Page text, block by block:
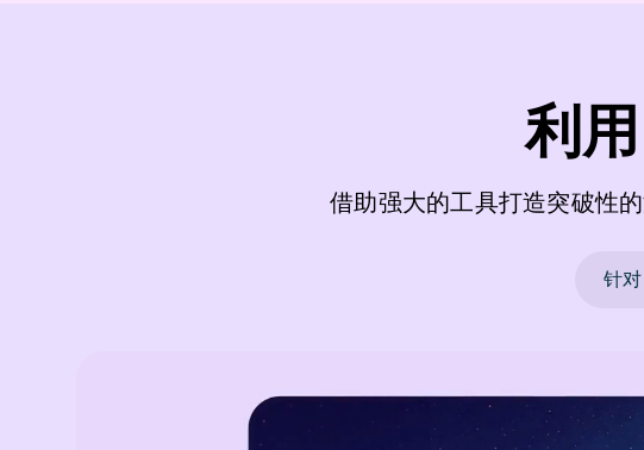
利
借助强大的工具打造突破性
针